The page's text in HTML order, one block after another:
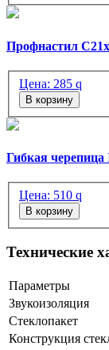
Профнастил
Цена: 285 q
В корзину
Гибкая
Цена: 510 q
В корзину
Технические
Параметры
Звукоизоляция
Стеклопакет
Конструкция